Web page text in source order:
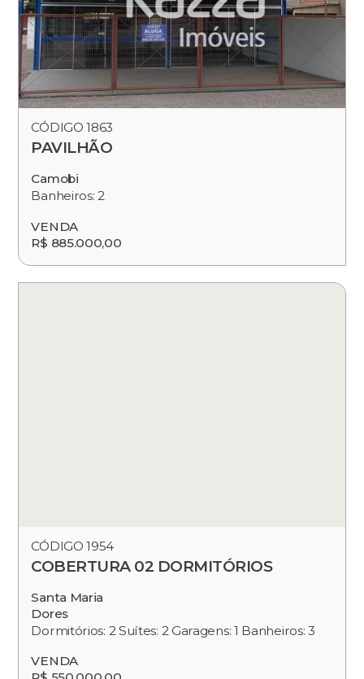
CÓDIGO 1863
PAVILHÃO
Camobi
Banheiros: 2
VENDA
R$ 885.000,00
CÓDIGO 1954
COBERTURA 02 DORMITÓRIOS
Santa Maria
Dores
Dormitórios: 2 Suítes: 2 Garagens: 1 Banheiros: 3
VENDA